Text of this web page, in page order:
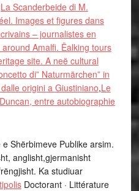
La Scanderbeide di M.
Images et figures dans
– journalistes en
around Amalfi. Ëalking tours
site. A neë cultural
di” Naturmärchen” in
origini a Giustiniano,Le
entre autobiographie
Shërbimeve Publike arsim.
anglisht,gjermanisht
Ka studiuar
Doctorant · Littérature